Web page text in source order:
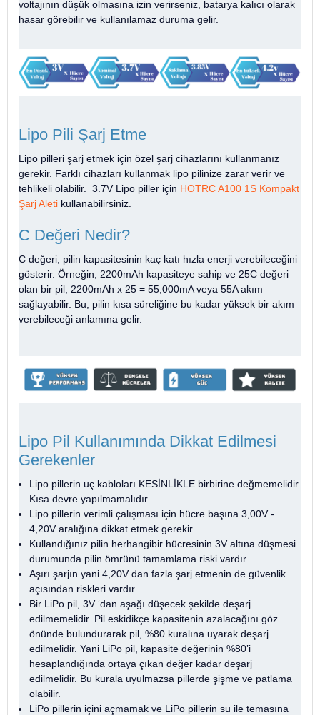
voltajının düşük olmasına izin verirseniz, batarya kalıcı olarak
hasar görebilir ve kullanılamaz duruma gelir.
Lipo Pili Şarj Etme
Lipo pilleri şarj etmek için özel şarj cihazlarını kullanmanız
gerekir. Farklı cihazları kullanmak lipo pilinize zarar verir ve
tehlikeli olabilir. 3.7V Lipo piller için HOTRC A100 1S Kompakt
Şarj Aleti kullanabilirsiniz.
C Değeri Nedir?
C değeri, pilin kapasitesinin kaç katı hızla enerji verebileceğini
gösterir. Örneğin, 2200mAh kapasiteye sahip ve 25C değeri
olan bir pil, 2200mAh x 25 = 55,000mA veya 55A akım
sağlayabilir. Bu, pilin kısa süreliğine bu kadar yüksek bir akım
verebileceği anlamına gelir.
Lipo Pil Kullanımında Dikkat Edilmesi
Gerekenler
Lipo pillerin uç kabloları KESİNLİKLE birbirine değmemelidir.
Kısa devre yapılmamalıdır.
Lipo pillerin verimli çalışması için hücre başına 3,00V -
4,20V aralığına dikkat etmek gerekir.
Kullandığınız pilin herhangibir hücresinin 3V altına düşmesi
durumunda pilin ömrünü tamamlama riski vardır.
Aşırı şarjın yani 4,20V dan fazla şarj etmenin de güvenlik
açısından riskleri vardır.
Bir LiPo pil, 3V ‘dan aşağı düşecek şekilde deşarj
edilmemelidir. Pil eskidikçe kapasitenin azalacağını göz
önünde bulundurarak pil, %80 kuralına uyarak deşarj
edilmelidir. Yani LiPo pil, kapasite değerinin %80’i
hesaplandığında ortaya çıkan değer kadar deşarj
edilmelidir. Bu kurala uyulmazsa pillerde şişme ve patlama
olabilir.
LiPo pillerin içini açmamak ve LiPo pillerin su ile temasına